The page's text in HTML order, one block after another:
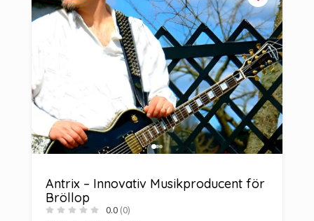
Antrix – Innovativ Musikproducent för
Bröllop
0.0 (0)